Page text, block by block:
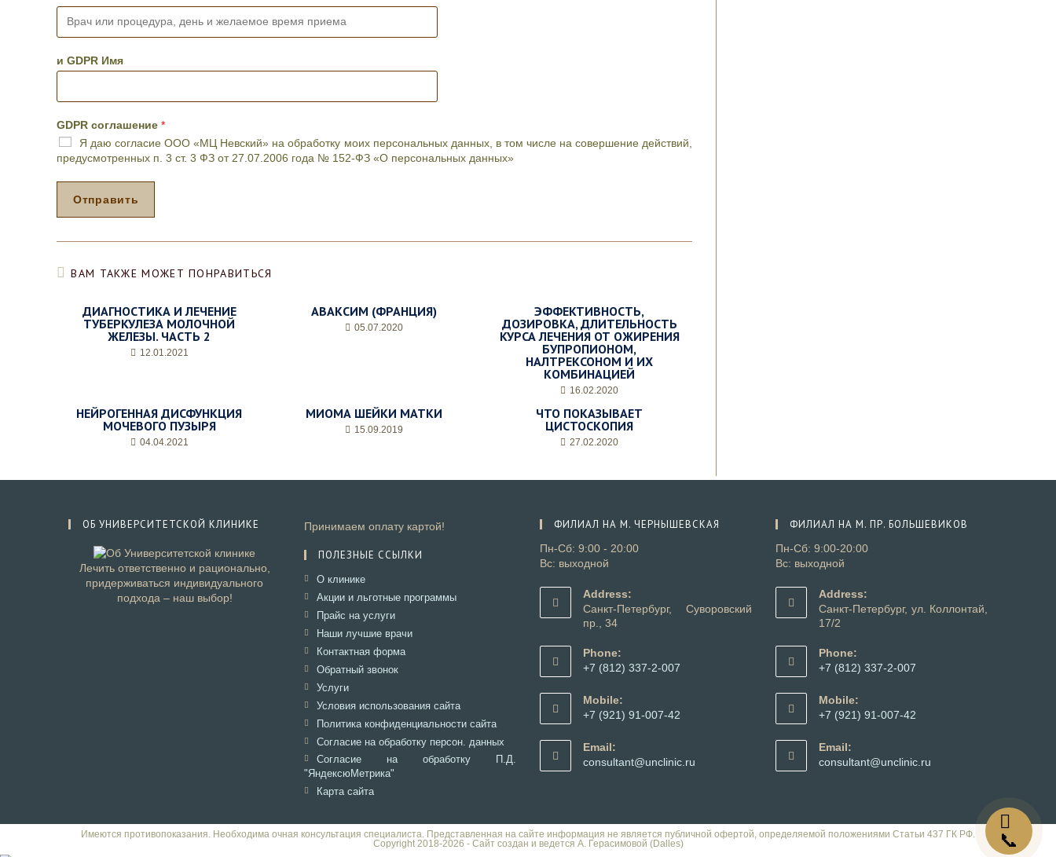
н
i
*
В
ч
и
и
р
о
ц
р
д
е
и GDPR Имя
GDPR соглашение *
Я даю согласие ООО «МЦ Невский» на обработку моих персональных данных, в том числе на совершение действий,
предусмотренных п. 3 ст. 3 ФЗ от 27.07.2006 года № 152-ФЗ «О персональных данных»
Отправить
ВАМ ТАКЖЕ МОЖЕТ ПОНРАВИТЬСЯ
ДИАГНОСТИКА И ЛЕЧЕНИЕ
ТУБЕРКУЛЕЗА МОЛОЧНОЙ
ЖЕЛЕЗЫ. ЧАСТЬ 2
12.01.2021
АВАКСИМ (ФРАНЦИЯ)
05.07.2020
ЭФФЕКТИВНОСТЬ,
ДОЗИРОВКА, ДЛИТЕЛЬНОСТЬ
КУРСА ЛЕЧЕНИЯ ОТ ОЖИРЕНИЯ
БУПРОПИОНОМ,
НАЛТРЕКСОНОМ И ИХ
КОМБИНАЦИЕЙ
16.02.2020
НЕЙРОГЕННАЯ ДИСФУНКЦИЯ
МОЧЕВОГО ПУЗЫРЯ
04.04.2021
МИОМА ШЕЙКИ МАТКИ
15.09.2019
ЧТО ПОКАЗЫВАЕТ
ЦИСТОСКОПИЯ
27.02.2020
ОБ УНИВЕРСИТЕТСКОЙ КЛИНИКЕ
Лечить ответственно и рационально,
придерживаться индивидуального
подхода – наш выбор!
Принимаем оплату картой!
ПОЛЕЗНЫЕ ССЫЛКИ
О клиникеОткроется
в
вкладке
Акции и льготные программыОткроется
Прайс на услугиОткроется
в
вкладке
Наши лучшие врачиОткроется
Контактная формаОткроется
Обратный звонокОткроется
вкладке
УслугиОткроется
в
вкладке
Условия использования сайтаОткроется
в
вкладке
Политика конфиденциальности сайтаОткроется
в
новой
вкладке
Согласие на обработку персон. данных Откроется
в
Согласие на обработку П.Д.
"ЯндексюМетрика"
Откроется
Карта сайтаОткроется
вкладке
ФИЛИАЛ НА М. ЧЕРНЫШЕВСКАЯ
Пн-Сб: 9:00 - 20:00
Вс: выходной
Address:
Санкт-Петербург, Суворовский
пр., 34
Phone:
+7 (812) 337-2-007
в
вашем
Mobile:
+7 (921) 91-007-42
в
вашем
Email:
consultant@unclinic.ru
ФИЛИАЛ НА М. ПР. БОЛЬШЕВИКОВ
Пн-Сб: 9:00-20:00
Вс: выходной
Address:
Санкт-Петербург, ул. Коллонтай,
17/2
Phone:
+7 (812) 337-2-007
в
вашем
Mobile:
+7 (921) 91-007-42
в
вашем
Email:
consultant@unclinic.ru
📞
Имеются противопоказания. Необходима очная консультация специалиста. Представленная на сайте информация не является публичной офертой, определяемой положениями Статьи 437 ГК РФ.
Copyright 2018-2026 - Сайт создан и ведется А. Герасимовой (Dalles)